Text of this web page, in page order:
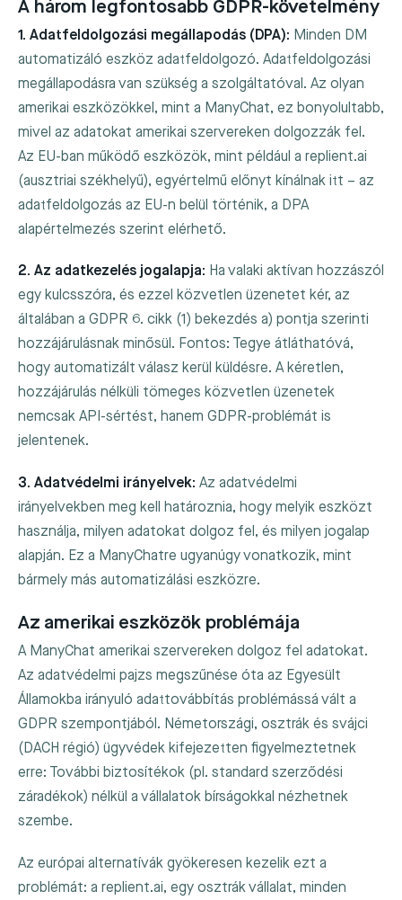
A három legfontosabb GDPR-követelmény
1. Adatfeldolgozási megállapodás (DPA): Minden DM
automatizáló eszköz adatfeldolgozó. Adatfeldolgozási
megállapodásra van szükség a szolgáltatóval. Az olyan
amerikai eszközökkel, mint a ManyChat, ez bonyolultabb,
mivel az adatokat amerikai szervereken dolgozzák fel.
Az EU-ban működő eszközök, mint például a replient.ai
(ausztriai székhelyű), egyértelmű előnyt kínálnak itt – az
adatfeldolgozás az EU-n belül történik, a DPA
alapértelmezés szerint elérhető.
2. Az adatkezelés jogalapja: Ha valaki aktívan hozzászól
egy kulcsszóra, és ezzel közvetlen üzenetet kér, az
általában a GDPR 6. cikk (1) bekezdés a) pontja szerinti
hozzájárulásnak minősül. Fontos: Tegye átláthatóvá,
hogy automatizált válasz kerül küldésre. A kéretlen,
hozzájárulás nélküli tömeges közvetlen üzenetek
nemcsak API-sértést, hanem GDPR-problémát is
jelentenek.
3. Adatvédelmi irányelvek: Az adatvédelmi
irányelvekben meg kell határoznia, hogy melyik eszközt
használja, milyen adatokat dolgoz fel, és milyen jogalap
alapján. Ez a ManyChatre ugyanúgy vonatkozik, mint
bármely más automatizálási eszközre.
Az amerikai eszközök problémája
A ManyChat amerikai szervereken dolgoz fel adatokat.
Az adatvédelmi pajzs megszűnése óta az Egyesült
Államokba irányuló adattovábbítás problémássá vált a
GDPR szempontjából. Németországi, osztrák és svájci
(DACH régió) ügyvédek kifejezetten figyelmeztetnek
erre: További biztosítékok (pl. standard szerződési
záradékok) nélkül a vállalatok bírságokkal nézhetnek
szembe.
Az európai alternatívák gyökeresen kezelik ezt a
problémát: a replient.ai, egy osztrák vállalat, minden